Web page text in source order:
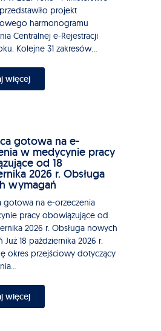
projekt
harmonogramu
Centralnej e-Rejestracji
Kolejne 31 zakresów...
więcej
gotowa na e-
w medycynie pracy
od 18
2026 r. Obsługa
wymagań
gotowa na e-orzeczenia
pracy obowiązujące od
2026 r. Obsługa nowych
Już 18 października 2026 r.
okres przejściowy dotyczący
więcej